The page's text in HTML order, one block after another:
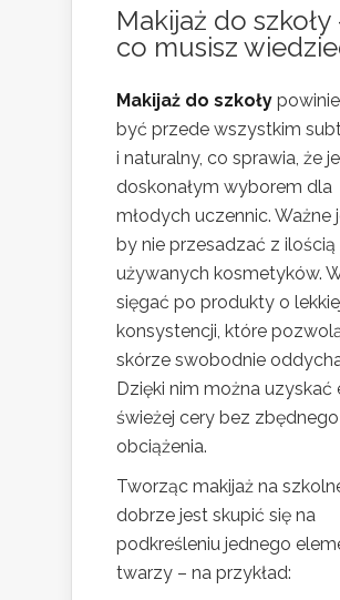
Makijaż do szkoły
co musisz
Makijaż do szkoły
być przede wszystkim
i naturalny, co sprawia, że
doskonałym wyborem dla
młodych uczennic. Ważne
by nie przesadzać z ilością
używanych kosmetyków.
sięgać po produkty o
konsystencji, które
skórze swobodnie
Dzięki nim można uzyskać
świeżej cery bez zbędnego
obciążenia.
Tworząc makijaż na
dobrze jest skupić się na
podkreśleniu jednego
twarzy – na przykład: